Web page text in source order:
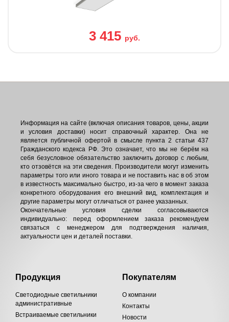
3 415 руб.
Информация на сайте (включая описания товаров, цены, акции
и условия доставки) носит справочный характер. Она не
является публичной офертой в смысле пункта 2 статьи 437
Гражданского кодекса РФ. Это означает, что мы не берём на
себя безусловное обязательство заключить договор с любым,
кто отзовётся на эти сведения. Производители могут изменить
параметры того или иного товара и не поставить нас в об этом
в известность максимально быстро, из-за чего в момент заказа
конкретного оборудования его внешний вид, комплектация и
другие параметры могут отличаться от ранее указанных.
Окончательные условия сделки согласовываются
индивидуально: перед оформлением заказа рекомендуем
связаться с менеджером для подтверждения наличия,
актуальности цен и деталей поставки.
Продукция
Светодиодные светильники
административные
Встраиваемые светильники
Покупателям
О компании
Контакты
Новости